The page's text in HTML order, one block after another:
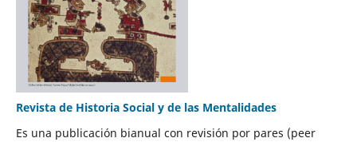
Revista de Historia Social y de las Mentalidades
Es una publicación bianual con revisión por pares (peer